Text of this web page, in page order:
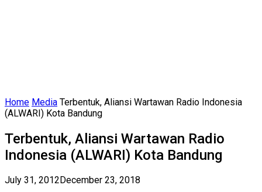
Home Media Terbentuk, Aliansi Wartawan Radio Indonesia
(ALWARI) Kota Bandung
Terbentuk, Aliansi Wartawan Radio
Indonesia (ALWARI) Kota Bandung
July 31, 2012 December 23, 2018